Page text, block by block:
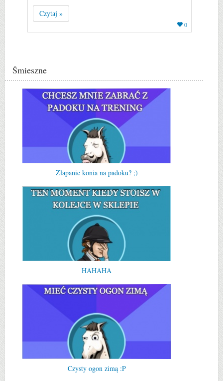
Czytaj »
0
Śmieszne
Złapanie konia na padoku? ;)
HAHAHA
Czysty ogon zimą :P